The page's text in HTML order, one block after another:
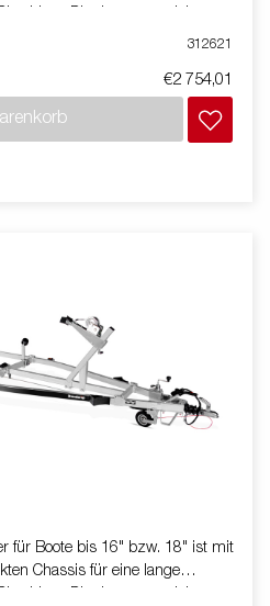
bietet Dir ein ausgezeichnetes
Premium Rollen und Premium
Die elektrischen Leitungen
Radlager sorgen für eine lange
dienen nur zur Illustration und
312621
€2 754,01
für Boote bis 16" bzw. 18" ist mit
Chassis für eine lange
bietet Dir ein ausgezeichnetes